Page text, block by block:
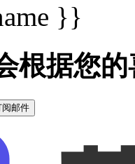
}}
根据您
阅邮件